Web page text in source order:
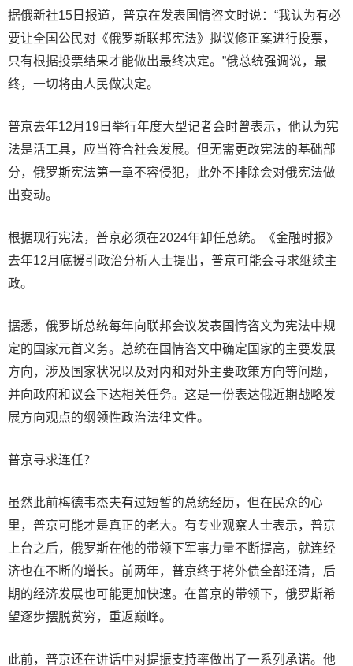
据俄新社15日报道，普京在发表国情咨文时说：“我认为有必
要让全国公民对《俄罗斯联邦宪法》拟议修正案进行投票，
只有根据投票结果才能做出最终决定。”俄总统强调说，最
终，一切将由人民做决定。
普京去年12月19日举行年度大型记者会时曾表示，他认为宪
法是活工具，应当符合社会发展。但无需更改宪法的基础部
分，俄罗斯宪法第一章不容侵犯，此外不排除会对俄宪法做
出变动。
根据现行宪法，普京必须在2024年卸任总统。《金融时报》
去年12月底援引政治分析人士提出，普京可能会寻求继续主
政。
据悉，俄罗斯总统每年向联邦会议发表国情咨文为宪法中规
定的国家元首义务。总统在国情咨文中确定国家的主要发展
方向，涉及国家状况以及对内和对外主要政策方向等问题，
并向政府和议会下达相关任务。这是一份表达俄近期战略发
展方向观点的纲领性政治法律文件。
普京寻求连任？
虽然此前梅德韦杰夫有过短暂的总统经历，但在民众的心
里，普京可能才是真正的老大。有专业观察人士表示，普京
上台之后，俄罗斯在他的带领下军事力量不断提高，就连经
济也在不断的增长。前两年，普京终于将外债全部还清，后
期的经济发展也可能更加快速。在普京的带领下，俄罗斯希
望逐步摆脱贫穷，重返巅峰。
此前，普京还在讲话中对提振支持率做出了一系列承诺。他